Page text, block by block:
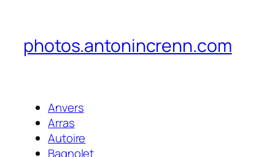
photos.antonincrenn.com
Anvers
Arras
Autoire
Bagnolet